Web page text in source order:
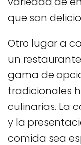
que son
Otro lugar a
un
gama de
tradicionales
culinarias. La
y la
comida sea